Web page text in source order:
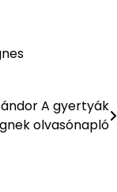
A gyertyák
olvasónapló